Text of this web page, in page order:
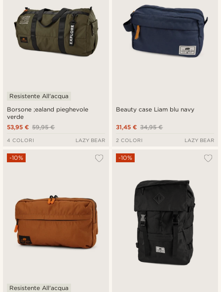
Borsone ;ealand pieghevole
verde
Resistente All'acqua
59,95 €
53,95 €
4 COLORI LAZY BEAR
Beauty case Liam blu navy
34,95 €
31,45 €
2 COLORI LAZY BEAR
-10%
Resistente All'acqua
-10%